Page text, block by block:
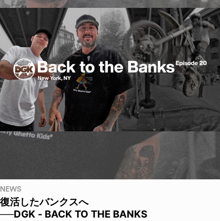
NEWS
復活したバンクスへ
──DGK - BACK TO THE BANKS